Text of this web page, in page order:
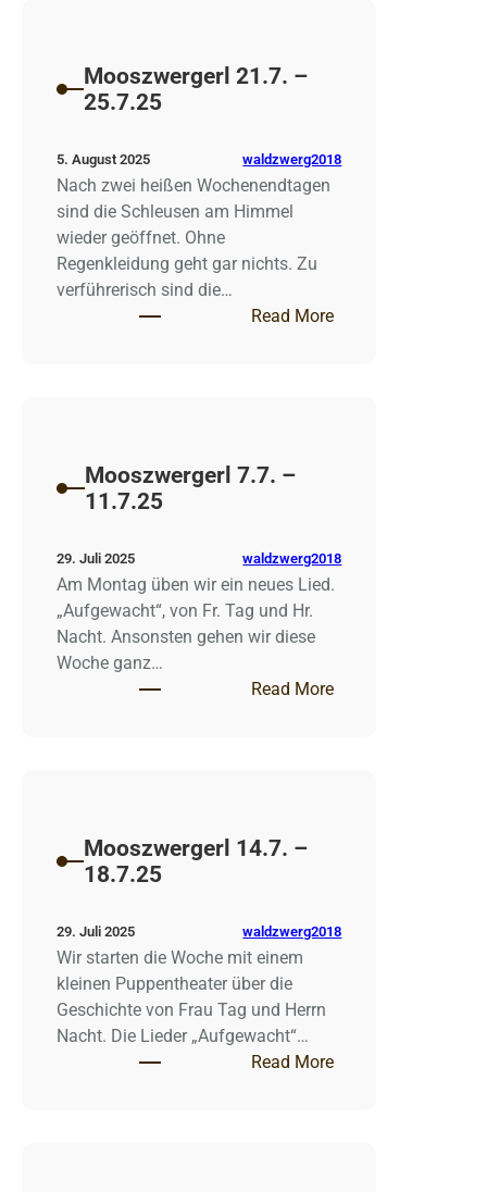
Mooszwergerl 21.7. –
25.7.25
5. August 2025 waldzwerg2018
Nach zwei heißen Wochenendtagen
sind die Schleusen am Himmel
wieder geöffnet. Ohne
Regenkleidung geht gar nichts. Zu
verführerisch sind die…
Read More: Mooszwergerl
Mooszwergerl 7.7. –
11.7.25
29. Juli 2025 waldzwerg2018
Am Montag üben wir ein neues Lied.
„Aufgewacht“, von Fr. Tag und Hr.
Nacht. Ansonsten gehen wir diese
Woche ganz…
Read More: Mooszwergerl
Mooszwergerl 14.7. –
18.7.25
29. Juli 2025 waldzwerg2018
Wir starten die Woche mit einem
kleinen Puppentheater über die
Geschichte von Frau Tag und Herrn
Nacht. Die Lieder „Aufgewacht“…
Read More: Mooszwergerl